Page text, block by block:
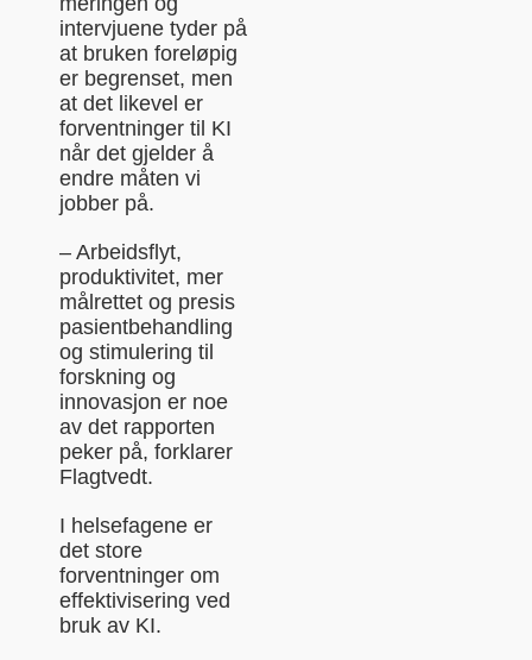
intervjuene tyder på
at bruken foreløpig
er begrenset, men
at det likevel er
forventninger til KI
når det gjelder å
endre måten vi
jobber på.
– Arbeidsflyt,
produktivitet, mer
målrettet og presis
pasientbehandling
og stimulering til
forskning og
innovasjon er noe
av det rapporten
peker på, forklarer
Flagtvedt.
I helsefagene er
det store
forventninger om
effektivisering ved
bruk av KI.